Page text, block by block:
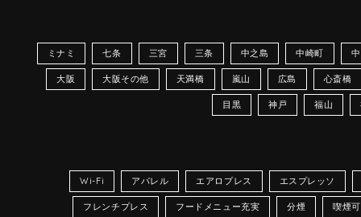
ミナミ 七条 三宮 三条 中之島 中崎町
大阪 大阪その他 天満橋 嵐山 広島 心斎橋
目黒 神戸 福山
Wi-Fi アパレル エアロプレス エスプレッソ
フレンチプレス フードメニュー充実 分煙 喫煙可